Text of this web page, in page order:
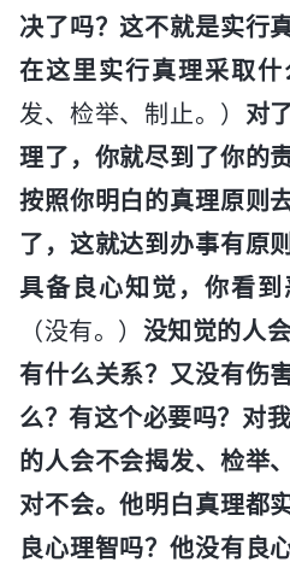
决了吗？这不就是实行
在这里实行真理采取什
发、检举、制止。） 对
理了，你就尽到了你的
按照你明白的真理原则
了，这就达到办事有原
具备良心知觉，你看到
（没有。） 没知觉的人
有什么关系？又没有伤
么？有这个必要吗？对
的人会不会揭发、检举
对不会。他明白真理都
良心理智吗？他没有良